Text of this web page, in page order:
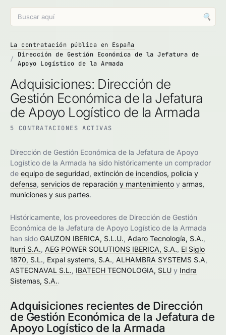
🔍
La contratación pública en España
Dirección de Gestión Económica de la Jefatura de
Apoyo Logístico de la Armada
Adquisiciones: Dirección de
Gestión Económica de la Jefatura
de Apoyo Logístico de la Armada
5 CONTRATACIONES ACTIVAS
Dirección de Gestión Económica de la Jefatura de Apoyo
Logístico de la Armada ha sido históricamente un comprador
de equipo de seguridad, extinción de incendios, policía y
defensa servicios de reparación y mantenimiento y armas,
municiones y sus partes.
Históricamente, los proveedores de Dirección de Gestión
Económica de la Jefatura de Apoyo Logístico de la Armada
han sido GAUZON IBERICA, S.L.U. Adaro Tecnología, S.A.
Iturri S.A. AEG POWER SOLUTIONS IBERICA, S.A. El Siglo
1870, S.L. Expal systems, S.A. ALHAMBRA SYSTEMS S.A
ASTECNAVAL S.L. IBATECH TECNOLOGIA, SLU y Indra
Sistemas, S.A..
Adquisiciones recientes de Dirección
de Gestión Económica de la Jefatura de
Apoyo Logístico de la Armada